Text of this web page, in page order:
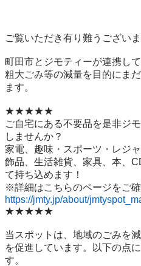
ご覧いただき有り難うございま
町田市とジモティーが連携し
粗⼤ごみ等の減量を⽬的にま
ます。
★★★★★
ご自宅にある不要品を是非ジ
しませんか？
家電、趣味・スポーツ・レジ
飾品、生活雑貨、家具、本、
て持ち込めます！
https://jmty.jp/about/
★★★★★
当スポットは、地域のごみを
を促進しています。以下の点
す。